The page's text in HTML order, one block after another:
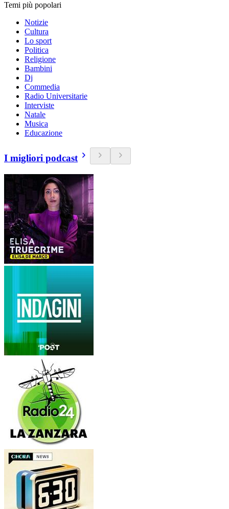
Temi più popolari
Notizie
Cultura
Lo sport
Politica
Religione
Bambini
Dj
Commedia
Radio Universitarie
Interviste
Natale
Musica
Educazione
I migliori podcast